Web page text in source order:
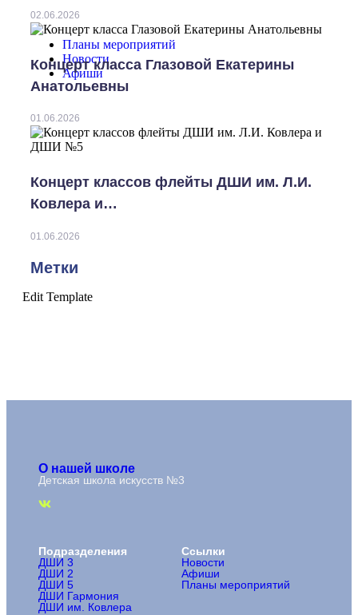
Планы мероприятий
Новости
Афиши
02.06.2026
Концерт класса Глазовой Екатерины
Анатольевны
01.06.2026
Концерт классов флейты ДШИ им. Л.И.
Ковлера и…
01.06.2026
Метки
Edit Template
О нашей школе
Детская школа искусств №3
Подразделения
ДШИ 3
ДШИ 2
ДШИ 5
ДШИ Гармония
ДШИ им. Ковлера
Ссылки
Новости
Афиши
Планы мероприятий